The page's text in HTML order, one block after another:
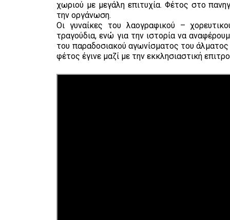
χωριού με μεγάλη επιτυχία. Φέτος στο
την οργάνωση.
Οι γυναίκες του λαογραφικού –
τραγούδια, ενώ για την ιστορία να
του παραδοσιακού αγωνίσματος του
φέτος έγινε μαζί με την εκκλησιαστική